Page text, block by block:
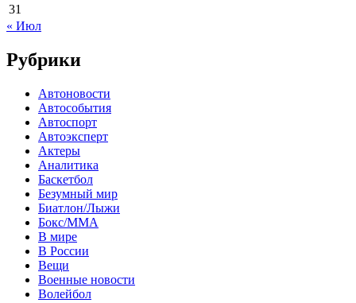
31
« Июл
Рубрики
Автоновости
Автособытия
Автоспорт
Автоэксперт
Актеры
Аналитика
Баскетбол
Безумный мир
Биатлон/Лыжи
Бокс/MMA
В мире
В России
Вещи
Военные новости
Волейбол